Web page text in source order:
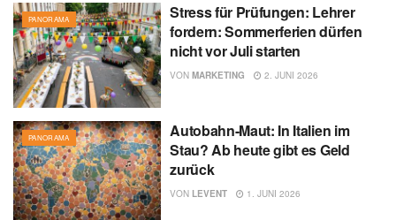
PANORAMA
Stress für Prüfungen: Lehrer
fordern: Sommerferien dürfen
nicht vor Juli starten
VON MARKETING 2. JUNI 2026
PANORAMA
Autobahn-Maut: In Italien im
Stau? Ab heute gibt es Geld
zurück
VON LEVENT 1. JUNI 2026